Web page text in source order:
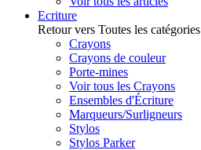
Ecriture
Retour vers Toutes les catégories
Crayons
Crayons de couleur
Porte-mines
Voir tous les Crayons
Ensembles d'Écriture
Marqueurs/Surligneurs
Stylos
Stylos Parker